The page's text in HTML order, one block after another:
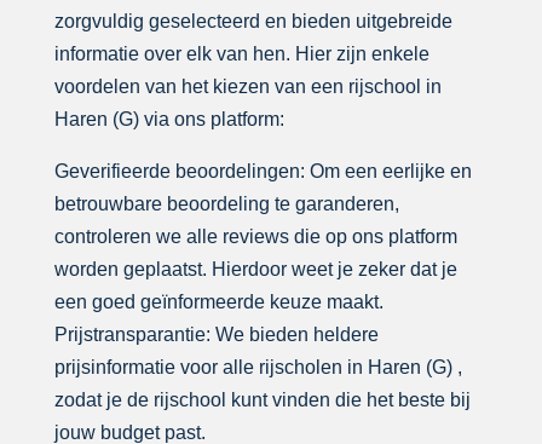
zorgvuldig geselecteerd en bieden uitgebreide
informatie over elk van hen. Hier zijn enkele
voordelen van het kiezen van een rijschool in
Haren (G) via ons platform:
Geverifieerde beoordelingen: Om een eerlijke en
betrouwbare beoordeling te garanderen,
controleren we alle reviews die op ons platform
worden geplaatst. Hierdoor weet je zeker dat je
een goed geïnformeerde keuze maakt.
Prijstransparantie: We bieden heldere
prijsinformatie voor alle rijscholen in Haren (G) ,
zodat je de rijschool kunt vinden die het beste bij
jouw budget past.